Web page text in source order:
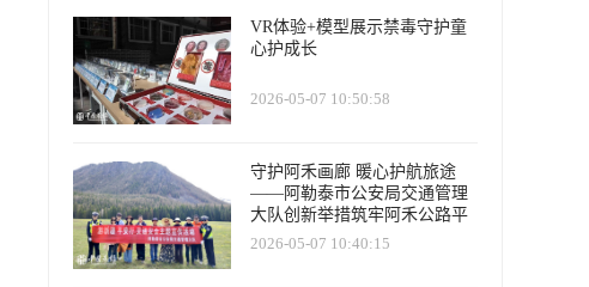
VR体验+模型展示禁毒守护童
心护成长
2026-05-07 10:50:58
守护阿禾画廊 暖心护航旅途
——阿勒泰市公安局交通管理
大队创新举措筑牢阿禾公路平
安防线
2026-05-07 10:40:15